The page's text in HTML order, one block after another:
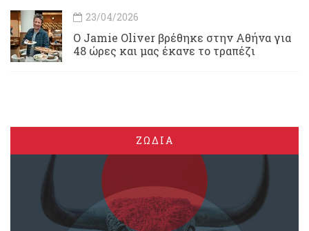
23/04/2026
Ο Jamie Oliver βρέθηκε στην Αθήνα για
48 ώρες και μας έκανε το τραπέζι
ΖΩΔΙΑ